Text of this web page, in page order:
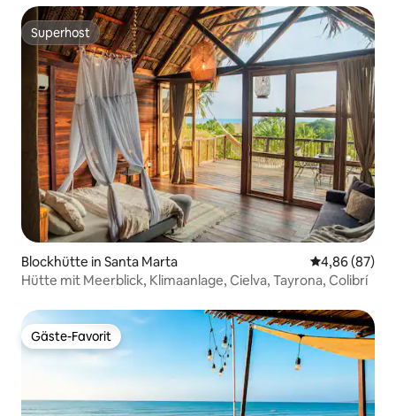
Superhost
Superhost
Blockhütte in Santa Marta
4,86 (87)
Hütte mit Meerblick, Klimaanlage, Cielva, Tayrona, Colibrí
Gäste-Favorit
Gäste-Favorit